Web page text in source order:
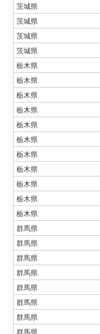
茨城県
茨城県
茨城県
茨城県
栃木県
栃木県
栃木県
栃木県
栃木県
栃木県
栃木県
栃木県
栃木県
栃木県
栃木県
群馬県
群馬県
群馬県
群馬県
群馬県
群馬県
群馬県
群馬県